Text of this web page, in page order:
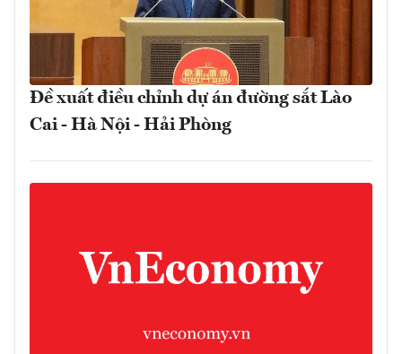
Đề xuất điều chỉnh dự án đường sắt Lào
Cai - Hà Nội - Hải Phòng